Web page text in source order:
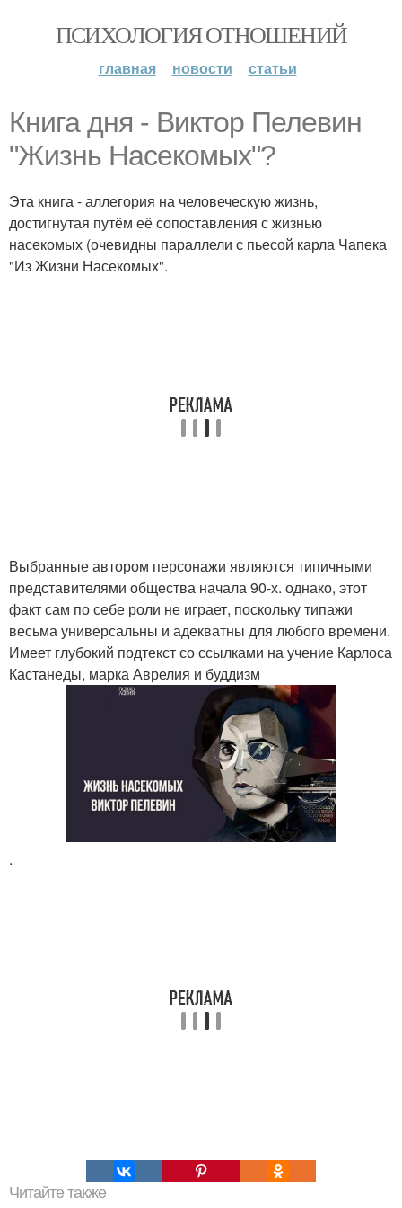
ПСИХОЛОГИЯ ОТНОШЕНИЙ
главная новости статьи
Книга дня - Виктор Пелевин
"Жизнь Насекомых"?
Эта книга - аллегория на человеческую жизнь,
достигнутая путём её сопоставления с жизнью
насекомых (очевидны параллели с пьесой карла Чапека
"Из Жизни Насекомых".
Выбранные автором персонажи являются типичными
представителями общества начала 90-х. однако, этот
факт сам по себе роли не играет, поскольку типажи
весьма универсальны и адекватны для любого времени.
Имеет глубокий подтекст со ссылками на учение Карлоса
Кастанеды, марка Аврелия и буддизм
.
Читайте также